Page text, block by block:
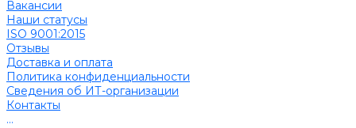
Вакансии
Наши статусы
ISO 9001:2015
Отзывы
Доставка и оплата
Политика конфиденциальности
Сведения об ИТ-организации
Контакты
...